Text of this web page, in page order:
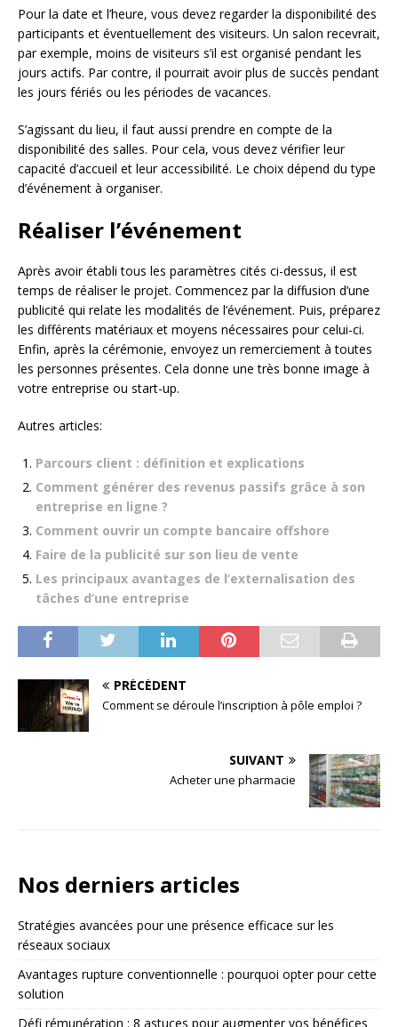
Pour la date et l’heure, vous devez regarder la disponibilité des
participants et éventuellement des visiteurs. Un salon recevrait,
par exemple, moins de visiteurs s’il est organisé pendant les
jours actifs. Par contre, il pourrait avoir plus de succès pendant
les jours fériés ou les périodes de vacances.
S’agissant du lieu, il faut aussi prendre en compte de la
disponibilité des salles. Pour cela, vous devez vérifier leur
capacité d’accueil et leur accessibilité. Le choix dépend du type
d’événement à organiser.
Réaliser l’événement
Après avoir établi tous les paramètres cités ci-dessus, il est
temps de réaliser le projet. Commencez par la diffusion d’une
publicité qui relate les modalités de l’événement. Puis, préparez
les différents matériaux et moyens nécessaires pour celui-ci.
Enfin, après la cérémonie, envoyez un remerciement à toutes
les personnes présentes. Cela donne une très bonne image à
votre entreprise ou start-up.
Autres articles:
Parcours client : définition et explications
Comment générer des revenus passifs grâce à son
entreprise en ligne ?
Comment ouvrir un compte bancaire offshore
Faire de la publicité sur son lieu de vente
Les principaux avantages de l’externalisation des
tâches d’une entreprise
PRÉCÉDENT
Comment se déroule l’inscription à pôle emploi ?
SUIVANT
Acheter une pharmacie
Nos derniers articles
Stratégies avancées pour une présence efficace sur les
réseaux sociaux
Avantages rupture conventionnelle : pourquoi opter pour cette
solution
Défi rémunération : 8 astuces pour augmenter vos bénéfices